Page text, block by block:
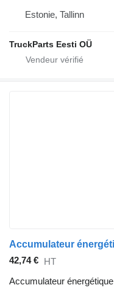
Estonie, Tallinn
TruckParts Eesti OÜ
42,74 € HT
Accumulateur énergétique